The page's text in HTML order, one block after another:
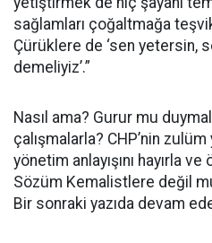
sağlamları çoğaltmağa
Çürüklere de ‘sen yetersin,
demeliyiz’.”
Nasıl ama? Gurur mu
çalışmalarla? CHP’nin zulüm
yönetim anlayışını hayırla
Sözüm Kemalistlere değil
Bir sonraki yazıda devam